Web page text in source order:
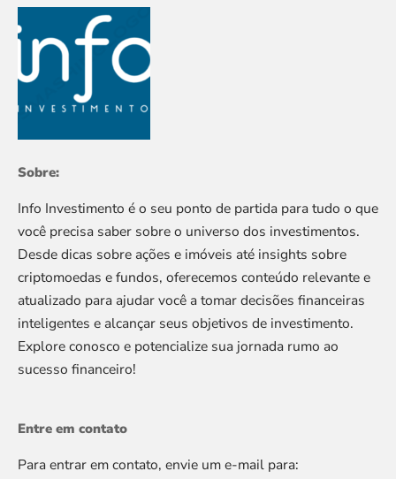
Sobre:
Info Investimento é o seu ponto de partida para tudo o que
você precisa saber sobre o universo dos investimentos.
Desde dicas sobre ações e imóveis até insights sobre
criptomoedas e fundos, oferecemos conteúdo relevante e
atualizado para ajudar você a tomar decisões financeiras
inteligentes e alcançar seus objetivos de investimento.
Explore conosco e potencialize sua jornada rumo ao
sucesso financeiro!
Entre em contato
Para entrar em contato, envie um e-mail para: